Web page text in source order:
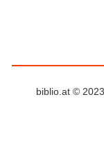
biblio.at ©